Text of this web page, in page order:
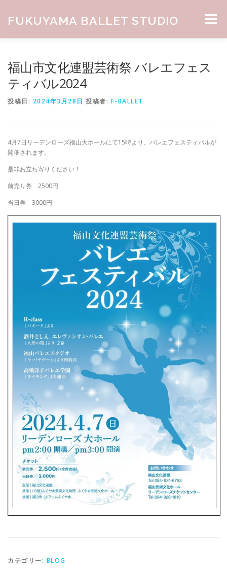
FUKUYAMA BALLET STUDIO メニュー
福山市文化連盟芸術祭 バレエフェス
ティバル2024
投稿日: 2024年3月28日 投稿者: F-BALLET
4月7日リーデンローズ福山大ホールにて15時より、バレエフェスティバルが
開催されます。
是非お立ち寄りください！
前売り券 2500円
当日券 3000円
カテゴリー: BLOG